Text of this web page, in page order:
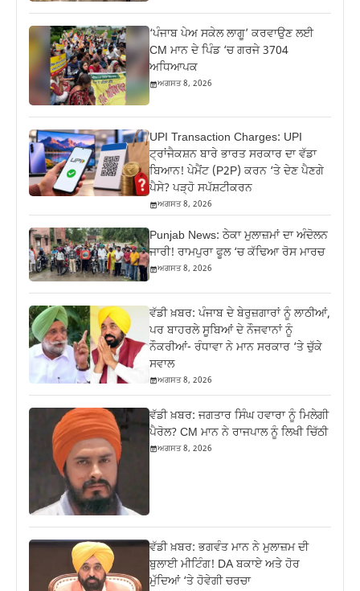
‘ਪੰਜਾਬ ਪੇਅ ਸਕੇਲ ਲਾਗੂ’ ਕਰਵਾਉਣ ਲਈ
CM ਮਾਨ ਦੇ ਪਿੰਡ ‘ਚ ਗਰਜੇ 3704
ਅਧਿਆਪਕ
ਅਗਸਤ 8, 2026
UPI Transaction Charges: UPI
ਟ੍ਰਾਂਜੈਕਸ਼ਨ ਬਾਰੇ ਭਾਰਤ ਸਰਕਾਰ ਦਾ ਵੱਡਾ
ਬਿਆਨ! ਪੇਮੈਂਟ (P2P) ਕਰਨ ‘ਤੇ ਦੇਣ ਪੈਣਗੇ
ਪੈਸੇ? ਪੜ੍ਹੋ ਸਪੱਸ਼ਟੀਕਰਨ
ਅਗਸਤ 8, 2026
Punjab News: ਠੇਕਾ ਮੁਲਾਜ਼ਮਾਂ ਦਾ ਅੰਦੋਲਨ
ਜਾਰੀ! ਰਾਮਪੁਰਾ ਫੂਲ ‘ਚ ਕੱਢਿਆ ਰੋਸ ਮਾਰਚ
ਅਗਸਤ 8, 2026
ਵੱਡੀ ਖ਼ਬਰ: ਪੰਜਾਬ ਦੇ ਬੇਰੁਜ਼ਗਾਰਾਂ ਨੂੰ ਲਾਠੀਆਂ,
ਪਰ ਬਾਹਰਲੇ ਸੂਬਿਆਂ ਦੇ ਨੌਜਵਾਨਾਂ ਨੂੰ
ਨੌਕਰੀਆਂ- ਰੰਧਾਵਾ ਨੇ ਮਾਨ ਸਰਕਾਰ ‘ਤੇ ਚੁੱਕੇ
ਸਵਾਲ
ਅਗਸਤ 8, 2026
ਵੱਡੀ ਖ਼ਬਰ: ਜਗਤਾਰ ਸਿੰਘ ਹਵਾਰਾ ਨੂੰ ਮਿਲੇਗੀ
ਪੈਰੋਲ? CM ਮਾਨ ਨੇ ਰਾਜਪਾਲ ਨੂੰ ਲਿਖੀ ਚਿੱਠੀ
ਅਗਸਤ 8, 2026
ਵੱਡੀ ਖ਼ਬਰ: ਭਗਵੰਤ ਮਾਨ ਨੇ ਮੁਲਾਜ਼ਮ ਦੀ
ਬੁਲਾਈ ਮੀਟਿੰਗ! DA ਬਕਾਏ ਅਤੇ ਹੋਰ
ਮੁੱਦਿਆਂ ‘ਤੇ ਹੋਵੇਗੀ ਚਰਚਾ